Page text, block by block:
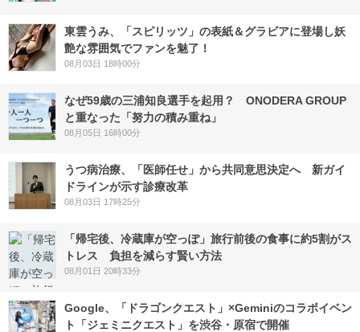
東雲うみ、「スピリッツ」の表紙＆グラビアに登場し妖
艶な雰囲気でファンを魅了！
08月03日 18時00分
なぜ59歳の三浦知良選手を起用？ ONODERA GROUP
と重なった「努力の積み重ね」
08月05日 16時00分
うつ病治療、「医師任せ」から共同意思決定へ 新ガイ
ドラインが示す診療改革
08月03日 17時25分
「帰宅後、冷蔵庫が空っぽ」旅行前後の食事に約5割がス
トレス 負担を減らす賢い方法
08月01日 20時33分
Google、「ドラゴンクエスト」×Geminiのコラボイベン
ト「ジェミニクエスト」を渋谷・原宿で開催